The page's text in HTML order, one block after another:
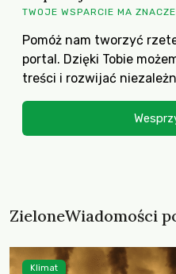
TWOJE WSPARCIE MA
Pomóż nam tworzyć
portal. Dzięki Tobie
treści i rozwijać
ZieloneWiadomości
Klimat